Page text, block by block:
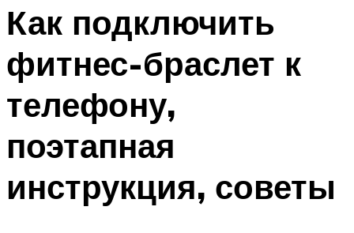
ВЕЛОСИПЕД
ПОХУДЕНИЕ
МЕНЮ
Как подключить
фитнес-браслет к
телефону,
поэтапная
инструкция, советы